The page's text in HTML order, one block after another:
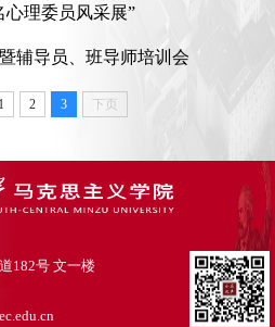
心理委员风采展”
辅导员、班导师培训会
1 2 3 下页
182号 文一楼